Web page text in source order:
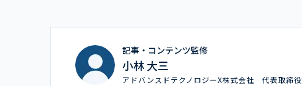
記事・コンテンツ監修
小林 大三
アドバンスドテクノロジーX株式会社 代表取締役